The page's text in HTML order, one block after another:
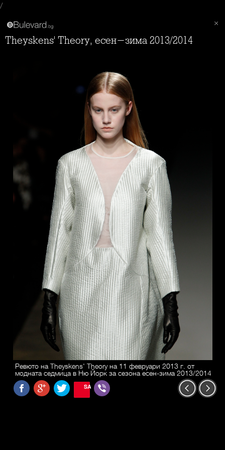
/
Theyskens' Theory, есен-зима 2013/2014
Ревюто на Theyskens' Theory на 11 февруари 2013 г. от
модната седмица в Ню Йорк за сезона есен-зима 2013/2014
SAVE